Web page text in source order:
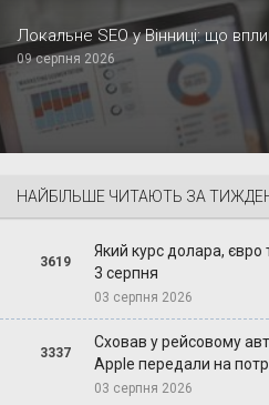
Локальне SEO у Вінниці: що
09 серпня 2026
НАЙБІЛЬШЕ ЧИТАЮТЬ ЗА
3619
Який курс долара,
3 серпня
03 серпня 2026
3337
Сховав у рейсовому
Apple передали на
03 серпня 2026